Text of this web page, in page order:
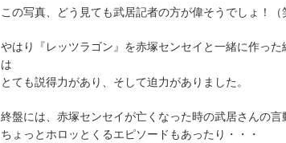
この写真、どう見ても武居記者の方が偉そうでしょ！（
やはり『レッツラゴン』を赤塚センセイと一緒に作っ
は
とても説得力があり、そして迫力がありました。
終盤には、赤塚センセイが亡くなった時の武居さんの言
ちょっとホロッとくるエピソードもあったり・・・